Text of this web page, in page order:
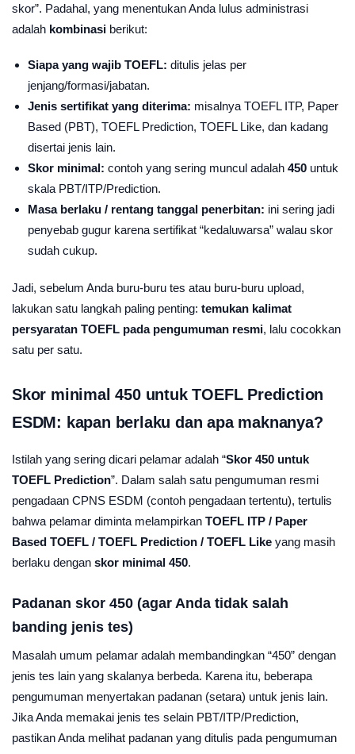
skor”. Padahal, yang menentukan Anda lulus administrasi
adalah kombinasi berikut:
Siapa yang wajib TOEFL: ditulis jelas per
jenjang/formasi/jabatan.
Jenis sertifikat yang diterima: misalnya TOEFL ITP, Paper
Based (PBT), TOEFL Prediction, TOEFL Like, dan kadang
disertai jenis lain.
Skor minimal: contoh yang sering muncul adalah 450 untuk
skala PBT/ITP/Prediction.
Masa berlaku / rentang tanggal penerbitan: ini sering jadi
penyebab gugur karena sertifikat “kedaluwarsa” walau skor
sudah cukup.
Jadi, sebelum Anda buru-buru tes atau buru-buru upload,
lakukan satu langkah paling penting: temukan kalimat
persyaratan TOEFL pada pengumuman resmi, lalu cocokkan
satu per satu.
Skor minimal 450 untuk TOEFL Prediction
ESDM: kapan berlaku dan apa maknanya?
Istilah yang sering dicari pelamar adalah “Skor 450 untuk
TOEFL Prediction”. Dalam salah satu pengumuman resmi
pengadaan CPNS ESDM (contoh pengadaan tertentu), tertulis
bahwa pelamar diminta melampirkan TOEFL ITP / Paper
Based TOEFL / TOEFL Prediction / TOEFL Like yang masih
berlaku dengan skor minimal 450.
Padanan skor 450 (agar Anda tidak salah
banding jenis tes)
Masalah umum pelamar adalah membandingkan “450” dengan
jenis tes lain yang skalanya berbeda. Karena itu, beberapa
pengumuman menyertakan padanan (setara) untuk jenis lain.
Jika Anda memakai jenis tes selain PBT/ITP/Prediction,
pastikan Anda melihat padanan yang ditulis pada pengumuman